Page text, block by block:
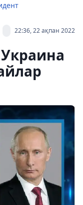
22:36, 22 ақпан 2022